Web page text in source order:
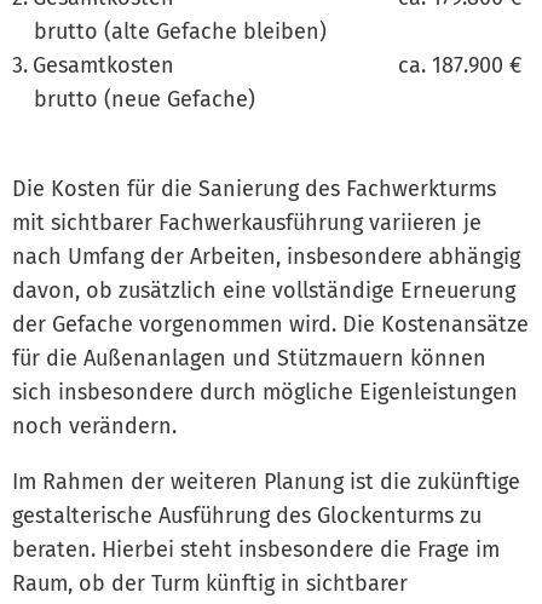
brutto (alte Gefache bleiben)
Gesamtkosten ca. 187.900 €
brutto (neue Gefache)
Die Kosten für die Sanierung des Fachwerkturms
mit sichtbarer Fachwerkausführung variieren je
nach Umfang der Arbeiten, insbesondere abhängig
davon, ob zusätzlich eine vollständige Erneuerung
der Gefache vorgenommen wird. Die Kostenansätze
für die Außenanlagen und Stützmauern können
sich insbesondere durch mögliche Eigenleistungen
noch verändern.
Im Rahmen der weiteren Planung ist die zukünftige
gestalterische Ausführung des Glockenturms zu
beraten. Hierbei steht insbesondere die Frage im
Raum, ob der Turm künftig in sichtbarer